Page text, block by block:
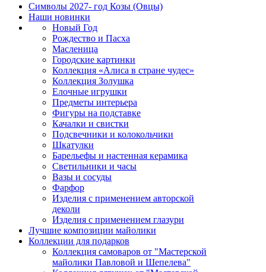
Символы 2027- год Козы (Овцы)
Наши новинки
Новый Год
Рождество и Пасха
Масленица
Городские картинки
Коллекция «Алиса в стране чудес»
Коллекция Золушка
Елочные игрушки
Предметы интерьера
Фигуры на подставке
Качалки и свистки
Подсвечники и колокольчики
Шкатулки
Барельефы и настенная керамика
Светильники и часы
Вазы и сосуды
Фарфор
Изделия с применением авторской
деколи
Изделия с применением глазури
Лучшие композиции майолики
Коллекции для подарков
Коллекция самоваров от "Мастерской
майолики Павловой и Шепелева"